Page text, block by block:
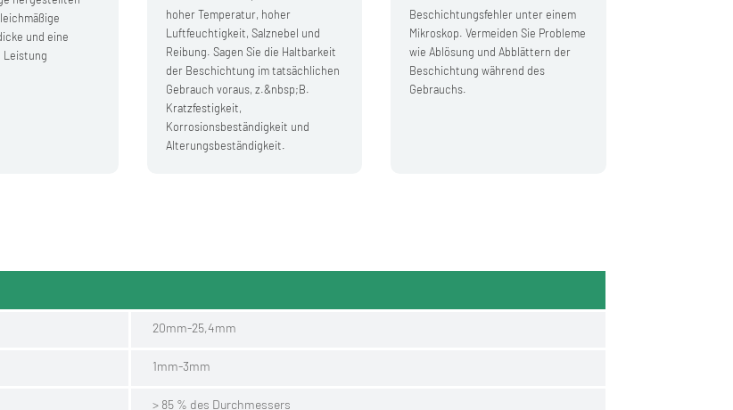
und eine
Leistung
hoher Temperatur, hoher
Luftfeuchtigkeit, Salznebel und
Reibung. Sagen Sie die Haltbarkeit
der Beschichtung im tatsächlichen
Gebrauch voraus, z.&nbsp;B.
Kratzfestigkeit,
Korrosionsbeständigkeit und
Alterungsbeständigkeit.
Beschichtungsfehler unter einem
Mikroskop. Vermeiden Sie Probleme
wie Ablösung und Abblättern der
Beschichtung während des
Gebrauchs.
20mm-25,4mm
1mm-3mm
> 85 % des Durchmessers